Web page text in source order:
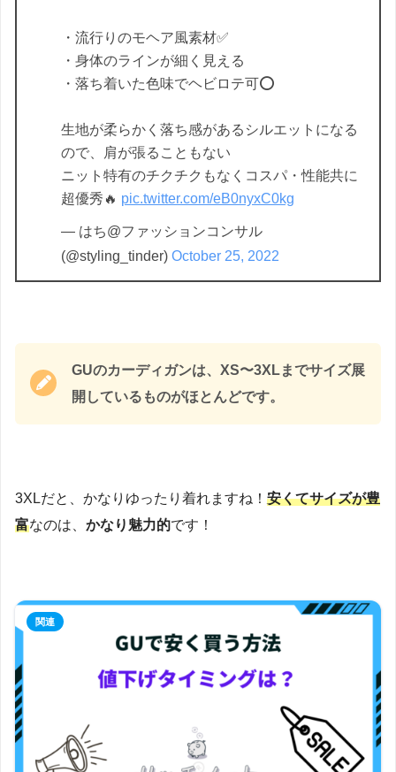
・流行りのモヘア風素材✅
・身体のラインが細く見える
・落ち着いた色味でヘビロテ可⭕️
生地が柔らかく落ち感があるシルエットになる
ので、肩が張ることもない
ニット特有のチクチクもなくコスパ・性能共に
超優秀🔥 pic.twitter.com/eB0nyxC0kg
— はち@ファッションコンサル
(@styling_tinder) October 25, 2022
GUのカーディガンは、XS〜3XLまでサイズ展
開しているものがほとんどです。
3XLだと、かなりゆったり着れますね！ 安くてサイズが豊
富なのは、 かなり魅力的です！